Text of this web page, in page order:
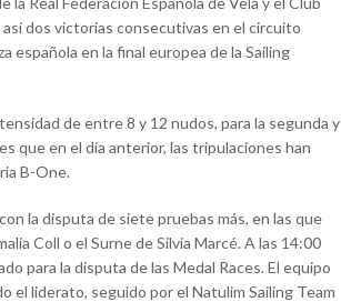
dos victorias consecutivas en el circuito
española en la final europea de la Sailing
de entre 8 y 12 nudos, para la segunda y
que en el día anterior, las tripulaciones han
B-One.
la disputa de siete pruebas más, en las que
Coll o el Surne de Silvia Marcé. A las 14:00
para la disputa de las Medal Races. El equipo
el liderato, seguido por el Natulim Sailing Team